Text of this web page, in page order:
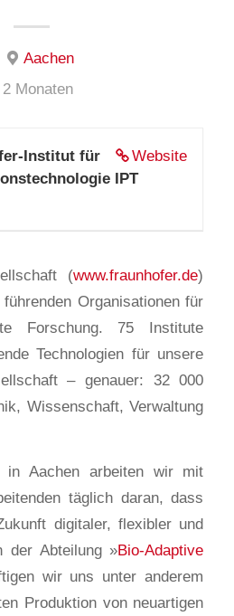
Aachen
Monaten
Website
Institut für
IPT
(www.fraunhofer.de)
Organisationen für
Forschung. 75 Institute
Technologien für unsere
– genauer: 32 000
Wissenschaft, Verwaltung
in Aachen arbeiten wir mit
täglich daran, dass
digitaler, flexibler und
der Abteilung »Bio-Adaptive
wir uns unter anderem
Produktion von neuartigen